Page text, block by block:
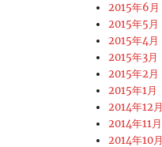
2015年6月
2015年5月
2015年4月
2015年3月
2015年2月
2015年1月
2014年12月
2014年11月
2014年10月